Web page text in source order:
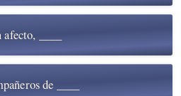
____
de ____